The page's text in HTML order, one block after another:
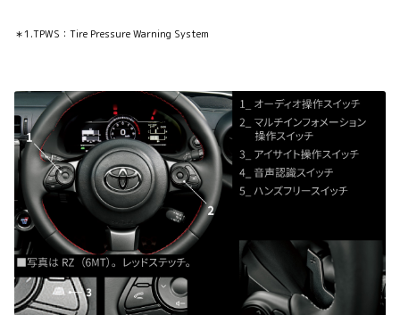
＊1.TPWS：Tire Pressure Warning System